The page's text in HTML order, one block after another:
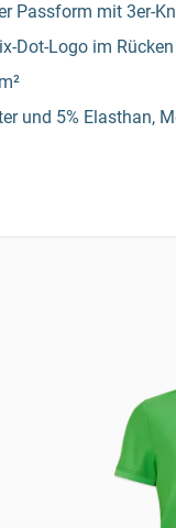
Passform mit 3er-
Dot-Logo im Rücken
und 5% Elasthan,